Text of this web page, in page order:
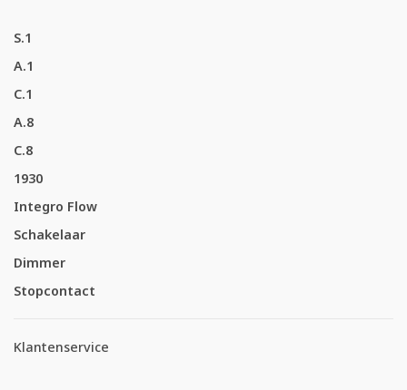
S.1
A.1
C.1
A.8
C.8
1930
Integro Flow
Schakelaar
Dimmer
Stopcontact
Klantenservice